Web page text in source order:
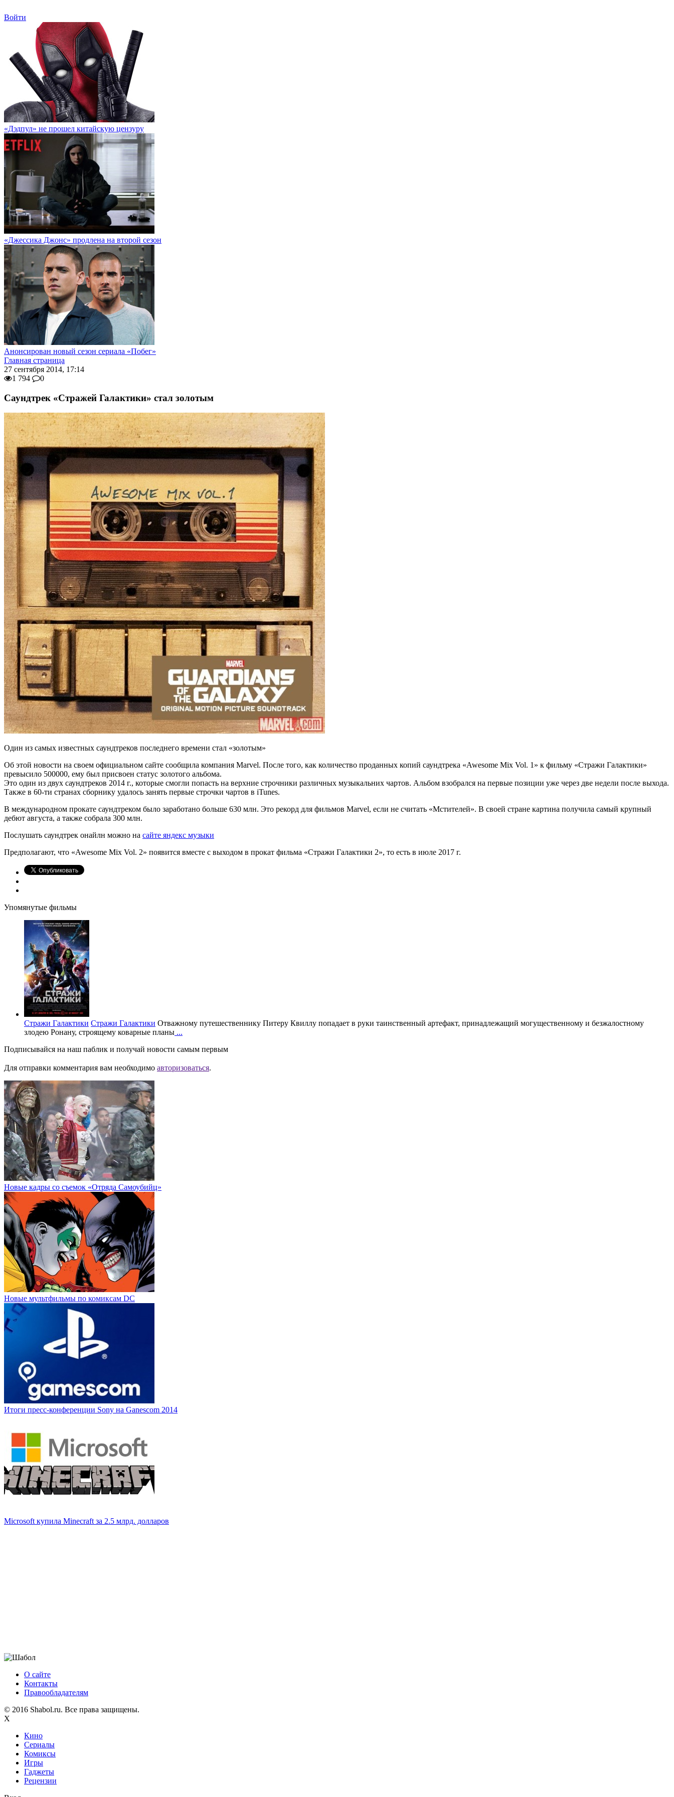
Войти
«Дэдпул» не прошел китайскую цензуру
«Джессика Джонс» продлена на второй сезон
Анонсирован новый сезон сериала «Побег»
Главная страница
27 сентября 2014, 17:14
1 794
0
Саундтрек «Стражей Галактики» стал золотым
Один из самых известных саундтреков последнего времени стал «золотым»
Об этой новости на своем официальном сайте сообщила компания Marvel. После того, как количество проданных копий саундтрека «Awesome Mix Vol. 1» к фильму «Стражи Галактики»
превысило 500000, ему был присвоен статус золотого альбома.
Это один из двух саундтреков 2014 г., которые смогли попасть на верхние строчники различных музыкальних чартов. Альбом взобрался на первые позиции уже через две недели после выхода.
Также в 60-ти странах сборнику удалось занять первые строчки чартов в iTunes.
В международном прокате саундтреком было заработано больше 630 млн. Это рекорд для фильмов Marvel, если не считать «Мстителей». В своей стране картина получила самый крупный
дебют августа, а также собрала 300 млн.
Послушать саундтрек онайлн можно на сайте яндекс музыки
Предполагают, что «Awesome Mix Vol. 2» появится вместе с выходом в прокат фильма «Стражи Галактики 2», то есть в июле 2017 г.
Упомянутые фильмы
Стражи Галактики Стражи Галактики Отважному путешественнику Питеру Квиллу попадает в руки таинственный артефакт, принадлежащий могущественному и безжалостному
злодею Ронану, строящему коварные планы ...
Подписывайся на наш паблик и получай новости самым первым
Для отправки комментария вам необходимо авторизоваться.
Новые кадры со съемок «Отряда Самоубийц»
Новые мультфильмы по комиксам DC
Итоги пресс-конференции Sony на Ganescom 2014
Microsoft купила Minecraft за 2.5 млрд. долларов
О сайте
Контакты
Правообладателям
© 2016 Shabol.ru. Все права защищены.
X
Кино
Сериалы
Комиксы
Игры
Гаджеты
Рецензии